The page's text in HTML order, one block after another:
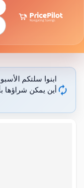
autorenew
ابنوا سلتكم
أين يمكن شراؤها